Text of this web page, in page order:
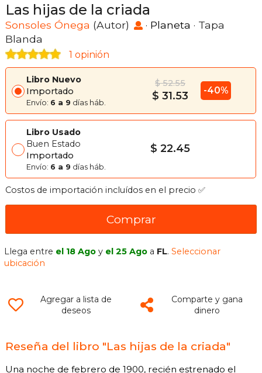
Las hijas de la criada
Sonsoles Ónega (Autor) · Planeta · Tapa
Blanda
1 opinión
Libro Nuevo
Importado
Envío: 6 a 9 días háb.
$ 52.55
$ 31.53 -40%
Libro Usado
Buen Estado
Importado
Envío: 6 a 9 días háb.
$ 22.45
Costos de importación incluídos en el precio ✅
Comprar
Llega entre el 18 Ago y el 25 Ago a FL.Seleccionar
ubicación
Agregar a lista de
deseos
Comparte y gana
dinero
Reseña del libro "Las hijas de la criada"
Una noche de febrero de 1900, recién estrenado el